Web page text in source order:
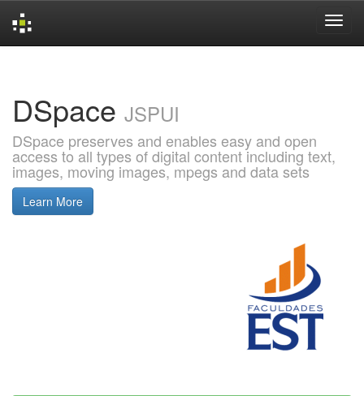
DSpace JSPUI
DSpace preserves and enables easy and open
access to all types of digital content including text,
images, moving images, mpegs and data sets
Learn More